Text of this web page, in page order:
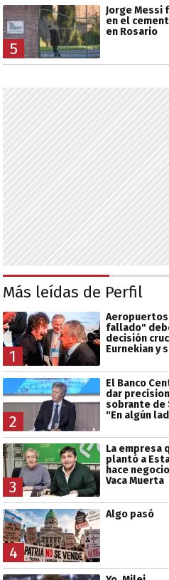
5
Jorge Messi
en el
en Rosario
Más leídas de Perfil
1
fallado"
decisión
Eurnekian y
2
El Banco
dar
sobrante de
"En algún
3
La empresa
plantó a
hace
Vaca Muerta
4
Algo pasó